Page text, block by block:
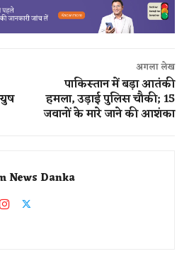
अगला लेख
पाकिस्तान में बड़ा आतंकी
हमला, उड़ाई पुलिस चौकी; 15
जवानों के मारे जाने की आशंका
News Danka